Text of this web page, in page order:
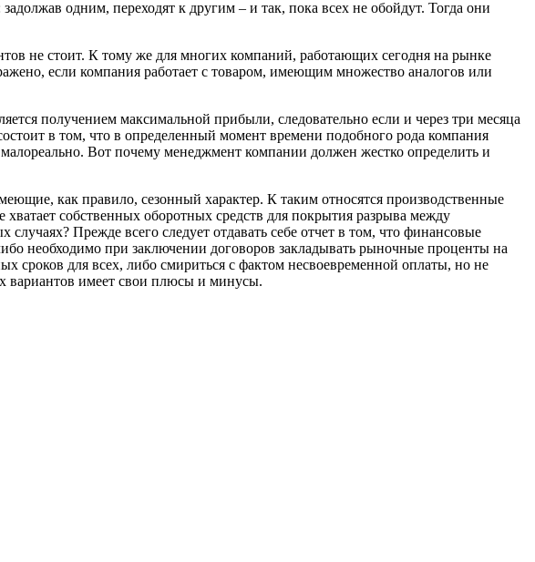
одним, переходят к другим – и так, пока всех не обойдут. Тогда они
не стоит. К тому же для многих компаний, работающих сегодня на рынке
если компания работает с товаром, имеющим множество аналогов или
получением максимальной прибыли, следовательно если и через три месяца
в том, что в определенный момент времени подобного рода компания
Вот почему менеджмент компании должен жестко определить и
как правило, сезонный характер. К таким относятся производственные
собственных оборотных средств для покрытия разрыва между
Прежде всего следует отдавать себе отчет в том, что финансовые
необходимо при заключении договоров закладывать рыночные проценты на
сроков для всех, либо смириться с фактом несвоевременной оплаты, но не
вариантов имеет свои плюсы и минусы.